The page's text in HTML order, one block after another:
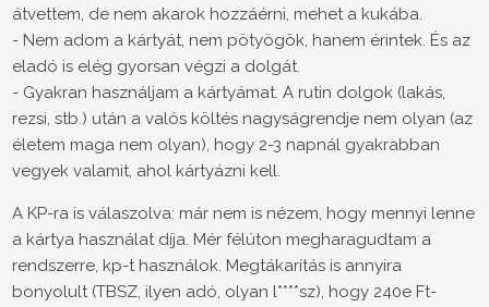
átvettem, de nem akarok hozzáérni, mehet a kukába.
- Nem adom a kártyát, nem pötyögök, hanem érintek. És az
eladó is elég gyorsan végzi a dolgát.
- Gyakran használjam a kártyámat. A rutin dolgok (lakás,
rezsi, stb.) után a valós költés nagyságrendje nem olyan (az
életem maga nem olyan), hogy 2-3 napnál gyakrabban
vegyek valamit, ahol kártyázni kell.
A KP-ra is válaszolva: már nem is nézem, hogy mennyi lenne
a kártya használat díja. Mér félúton megharagudtam a
rendszerre, kp-t használok. Megtákarítás is annyira
bonyolult (TBSZ, ilyen adó, olyan l****sz), hogy 240e Ft-